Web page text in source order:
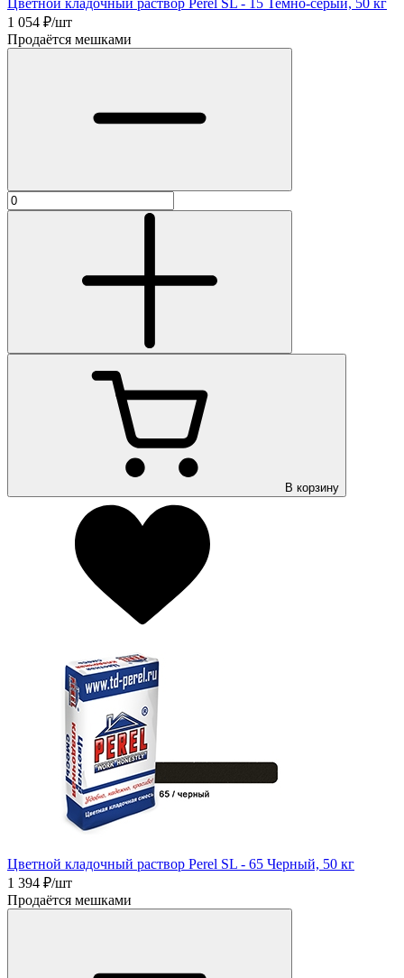
1 054 ₽/шт
Продаётся мешками
В корзину
Цветной кладочный раствор Perel SL - 65 Черный, 50 кг
1 394 ₽/шт
Продаётся мешками